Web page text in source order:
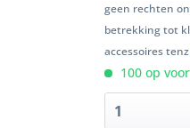
geen rechten
betrekking tot
accessoires
100 op